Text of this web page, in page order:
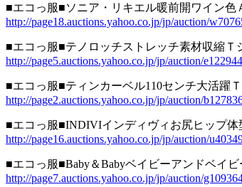
■エコっ服■ソニア・リキエル暖前開ワイン色
http://page18.auctions.yahoo.co.jp/jp/auction/
■エコっ服■テノロッチストレッチ素材収縮Ｔ
http://page5.auctions.yahoo.co.jp/jp/auction/
■エコっ服■ティンカーベル110センチ大活躍
http://page2.auctions.yahoo.co.jp/jp/auction/
■エコっ服■INDIVIインディヴィお尻ヒップ体
http://page16.auctions.yahoo.co.jp/jp/auction/
■エコっ服■Baby＆Babyベイビーアンドベイ
http://page7.auctions.yahoo.co.jp/jp/auction/